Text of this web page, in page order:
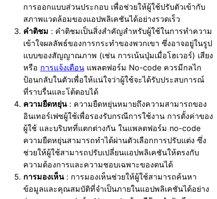
การออกแบบส่วนประกอบ เพื่อช่วยให้ผู้ใช้ปรับตัวเข้ากับ
สภาพแวดล้อมของแอปพลิเคชันได้อย่างรวดเร็ว
คำติชม : คำติชมเป็นสิ่งสำคัญสำหรับผู้ใช้ในการทำความ
เข้าใจผลลัพธ์ของการกระทำของพวกเขา ซึ่งอาจอยู่ในรูป
แบบของสัญญาณภาพ (เช่น การเน้นปุ่มเมื่อโฮเวอร์) เสียง
หรือ การแจ้งเตือน แพลตฟอร์ม No-code ควรมีกลไก
ป้อนกลับในตัวเพื่อให้แน่ใจว่าผู้ใช้จะได้รับประสบการณ์
ที่ราบรื่นและโต้ตอบได้
ความยืดหยุ่น: ความยืดหยุ่นหมายถึงความสามารถของ
อินเทอร์เฟซผู้ใช้เพื่อรองรับกรณีการใช้งาน การตั้งค่าของ
ผู้ใช้ และบริบทที่แตกต่างกัน ในแพลตฟอร์ม no-code
ความยืดหยุ่นสามารถทำได้ผ่านตัวเลือกการปรับแต่ง ซึ่ง
ช่วยให้ผู้ใช้สามารถปรับเปลี่ยนแอปพลิเคชันให้ตรงกับ
ความต้องการและความชอบเฉพาะของตนได้
การมองเห็น: การมองเห็นช่วยให้ผู้ใช้สามารถค้นหา
ข้อมูลและคุณสมบัติที่จำเป็นภายในแอปพลิเคชันได้อย่าง